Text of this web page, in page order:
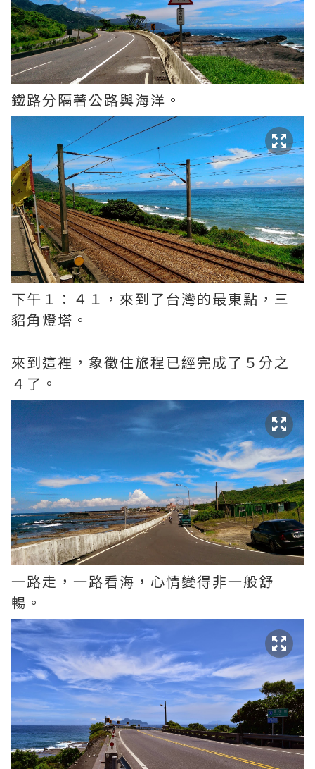
鐵路分隔著公路與海洋。
下午１：４１，來到了台灣的最東點，三
貂角燈塔。
來到這裡，象徵住旅程已經完成了５分之
４了。
一路走，一路看海，心情變得非一般舒
暢。